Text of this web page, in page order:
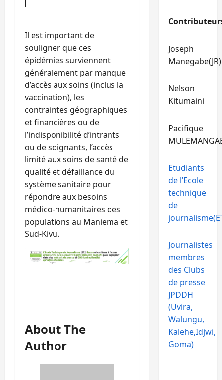
Il est important de
souligner que ces
épidémies surviennent
généralement par manque
d’accès aux soins (inclus la
vaccination), les
contraintes géographiques
et financières ou de
l’indisponibilité d’intrants
ou de soignants, l’accès
limité aux soins de santé de
qualité et défaillance du
système sanitaire pour
répondre aux besoins
médico-humanitaires des
populations au Maniema et
Sud-Kivu.
About The
Author
Joseph
Manegabe(JR)
Nelson
Kitumaini
Pacifique
Etudiants
de l’Ecole
technique
de
Journalistes
membres
des Clubs
de presse
JPDDH
(Uvira,
Walungu,
Kalehe,Idjwi,
Goma)